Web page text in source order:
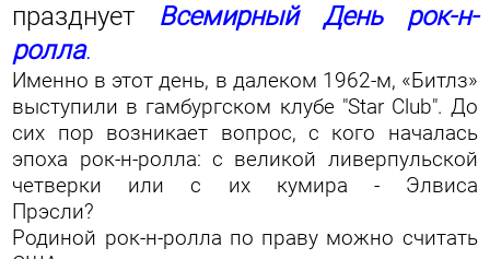
празднует Всемирный День рок-н-
ролла.
Именно в этот день, в далеком 1962-м, «Битлз»
выступили в гамбургском клубе "Star Club". До
сих пор возникает вопрос, с кого началась
эпоха рок-н-ролла: с великой ливерпульской
четверки или с их кумира - Элвиса
Родиной рок-н-ролла по праву можно считать